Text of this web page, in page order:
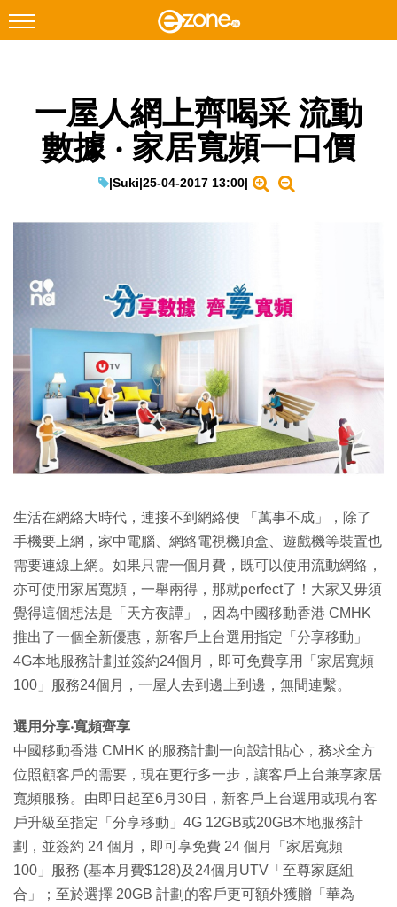
Facebook Instagram
科技焦點
EduTech
生成式AI與雲端應用
Enterprise Digital Transformation
特集
一屋人網上齊喝采 流動
數據 ‧ 家居寬頻一口價
|Suki|25-04-2017 13:00|
生活在網絡大時代，連接不到網絡便 「萬事不成」，除了
手機要上網，家中電腦、網絡電視機頂盒、遊戲機等裝置也
需要連線上網。如果只需一個月費，既可以使用流動網絡，
亦可使用家居寬頻，一舉兩得，那就perfect了！大家又毋須
覺得這個想法是「天方夜譚」，因為中國移動香港 CMHK
推出了一個全新優惠，新客戶上台選用指定「分享移動」
4G本地服務計劃並簽約24個月，即可免費享用「家居寬頻
100」服務24個月，一屋人去到邊上到邊，無間連繫。
選用分享‧寬頻齊享
中國移動香港 CMHK 的服務計劃一向設計貼心，務求全方
位照顧客戶的需要，現在更行多一步，讓客戶上台兼享家居
寬頻服務。由即日起至6月30日，新客戶上台選用或現有客
戶升級至指定「分享移動」4G 12GB或20GB本地服務計
劃，並簽約 24 個月，即可享免費 24 個月「家居寬頻
100」服務 (基本月費$128)及24個月UTV「至尊家庭組
合」；至於選擇 20GB 計劃的客戶更可額外獲贈「華為